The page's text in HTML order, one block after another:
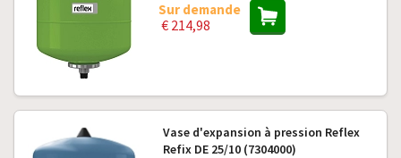
Sur demande
€ 214,98
Vase d'expansion à pression Reflex
Refix DE 25/10 (7304000)